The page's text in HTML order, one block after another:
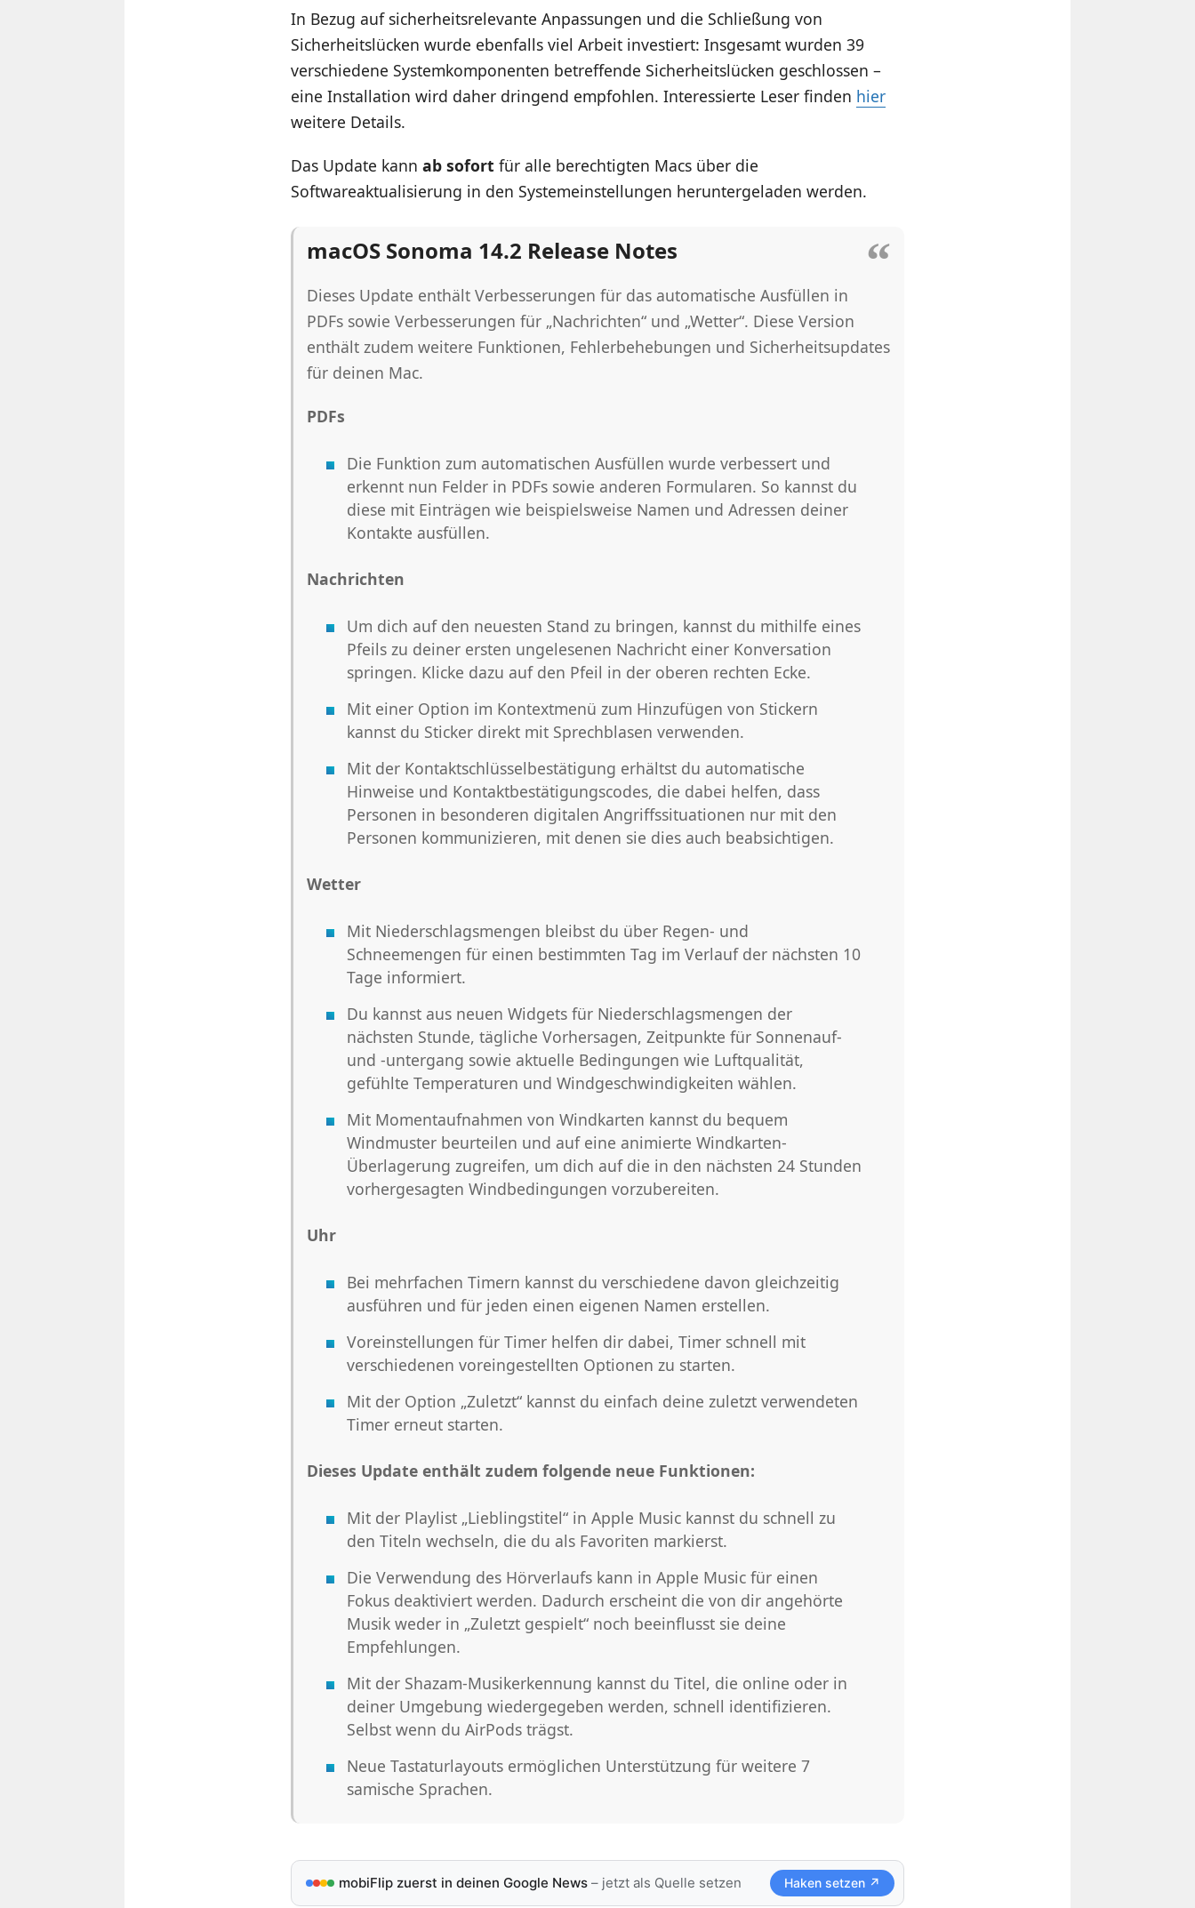
In Bezug auf sicherheitsrelevante Anpassungen und die Schließung von
Sicherheitslücken wurde ebenfalls viel Arbeit investiert: Insgesamt wurden 39
verschiedene Systemkomponenten betreffende Sicherheitslücken geschlossen –
eine Installation wird daher dringend empfohlen. Interessierte Leser finden hier
weitere Details.
Das Update kann ab sofort für alle berechtigten Macs über die
Softwareaktualisierung in den Systemeinstellungen heruntergeladen werden.
macOS Sonoma 14.2 Release Notes
Dieses Update enthält Verbesserungen für das automatische Ausfüllen in
PDFs sowie Verbesserungen für „Nachrichten“ und „Wetter“. Diese Version
enthält zudem weitere Funktionen, Fehlerbehebungen und Sicherheitsupdates
für deinen Mac.
PDFs
Die Funktion zum automatischen Ausfüllen wurde verbessert und
erkennt nun Felder in PDFs sowie anderen Formularen. So kannst du
diese mit Einträgen wie beispielsweise Namen und Adressen deiner
Kontakte ausfüllen.
Nachrichten
Um dich auf den neuesten Stand zu bringen, kannst du mithilfe eines
Pfeils zu deiner ersten ungelesenen Nachricht einer Konversation
springen. Klicke dazu auf den Pfeil in der oberen rechten Ecke.
Mit einer Option im Kontextmenü zum Hinzufügen von Stickern
kannst du Sticker direkt mit Sprechblasen verwenden.
Mit der Kontaktschlüsselbestätigung erhältst du automatische
Hinweise und Kontaktbestätigungscodes, die dabei helfen, dass
Personen in besonderen digitalen Angriffssituationen nur mit den
Personen kommunizieren, mit denen sie dies auch beabsichtigen.
Wetter
Mit Niederschlagsmengen bleibst du über Regen- und
Schneemengen für einen bestimmten Tag im Verlauf der nächsten 10
Tage informiert.
Du kannst aus neuen Widgets für Niederschlagsmengen der
nächsten Stunde, tägliche Vorhersagen, Zeitpunkte für Sonnenauf-
und -untergang sowie aktuelle Bedingungen wie Luftqualität,
gefühlte Temperaturen und Windgeschwindigkeiten wählen.
Mit Momentaufnahmen von Windkarten kannst du bequem
Windmuster beurteilen und auf eine animierte Windkarten-
Überlagerung zugreifen, um dich auf die in den nächsten 24 Stunden
vorhergesagten Windbedingungen vorzubereiten.
Uhr
Bei mehrfachen Timern kannst du verschiedene davon gleichzeitig
ausführen und für jeden einen eigenen Namen erstellen.
Voreinstellungen für Timer helfen dir dabei, Timer schnell mit
verschiedenen voreingestellten Optionen zu starten.
Mit der Option „Zuletzt“ kannst du einfach deine zuletzt verwendeten
Timer erneut starten.
Dieses Update enthält zudem folgende neue Funktionen:
Mit der Playlist „Lieblingstitel“ in Apple Music kannst du schnell zu
den Titeln wechseln, die du als Favoriten markierst.
Die Verwendung des Hörverlaufs kann in Apple Music für einen
Fokus deaktiviert werden. Dadurch erscheint die von dir angehörte
Musik weder in „Zuletzt gespielt“ noch beeinflusst sie deine
Empfehlungen.
Mit der Shazam-Musikerkennung kannst du Titel, die online oder in
deiner Umgebung wiedergegeben werden, schnell identifizieren.
Selbst wenn du AirPods trägst.
Neue Tastaturlayouts ermöglichen Unterstützung für weitere 7
samische Sprachen.
mobiFlip zuerst in deinen Google News– jetzt als Quelle setzen Haken setzen ↗